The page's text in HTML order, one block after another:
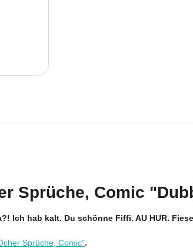
Sprüche, Comic
Ich hab kalt. Du schönne Fiffi. AU HUR.
Sprüche, Comic".